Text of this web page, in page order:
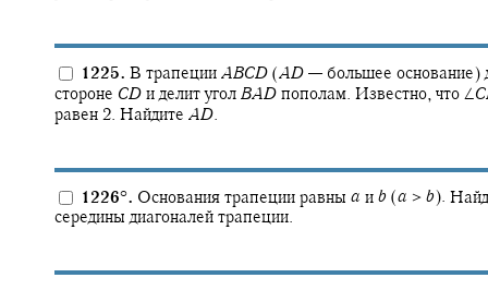
1225. В трапеции ABCD (AD — большее основание)
стороне CD и делит угол BAD пополам. Известно, что ∠C
равен 2. Найдите AD.
1226°. Основания трапеции равны a и b (a > b).
середины диагоналей трапеции.